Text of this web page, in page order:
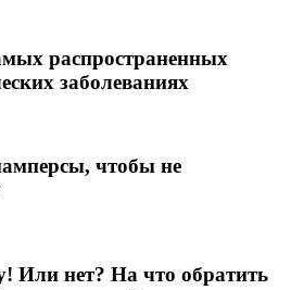
распространенных
заболеваниях
чтобы не
Или нет? На что обратить